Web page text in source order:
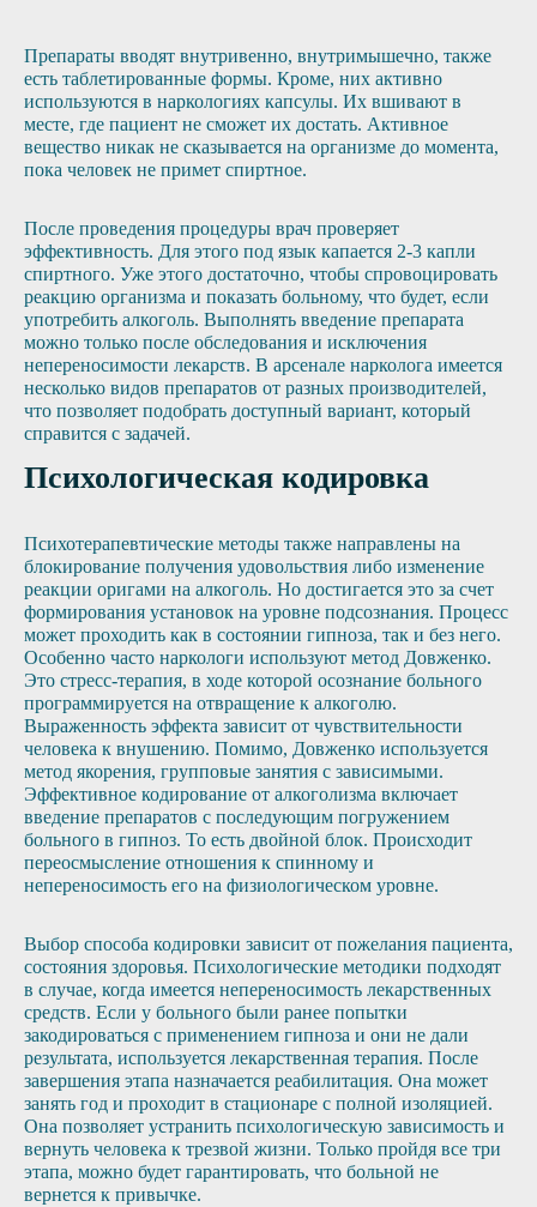
Препараты вводят внутривенно, внутримышечно, также
есть таблетированные формы. Кроме, них активно
используются в наркологиях капсулы. Их вшивают в
месте, где пациент не сможет их достать. Активное
вещество никак не сказывается на организме до момента,
пока человек не примет спиртное.
После проведения процедуры врач проверяет
эффективность. Для этого под язык капается 2-3 капли
спиртного. Уже этого достаточно, чтобы спровоцировать
реакцию организма и показать больному, что будет, если
употребить алкоголь. Выполнять введение препарата
можно только после обследования и исключения
непереносимости лекарств. В арсенале нарколога имеется
несколько видов препаратов от разных производителей,
что позволяет подобрать доступный вариант, который
справится с задачей.
Психологическая кодировка
Психотерапевтические методы также направлены на
блокирование получения удовольствия либо изменение
реакции оригами на алкоголь. Но достигается это за счет
формирования установок на уровне подсознания. Процесс
может проходить как в состоянии гипноза, так и без него.
Особенно часто наркологи используют метод Довженко.
Это стресс-терапия, в ходе которой осознание больного
программируется на отвращение к алкоголю.
Выраженность эффекта зависит от чувствительности
человека к внушению. Помимо, Довженко используется
метод якорения, групповые занятия с зависимыми.
Эффективное кодирование от алкоголизма включает
введение препаратов с последующим погружением
больного в гипноз. То есть двойной блок. Происходит
переосмысление отношения к спинному и
непереносимость его на физиологическом уровне.
Выбор способа кодировки зависит от пожелания пациента,
состояния здоровья. Психологические методики подходят
в случае, когда имеется непереносимость лекарственных
средств. Если у больного были ранее попытки
закодироваться с применением гипноза и они не дали
результата, используется лекарственная терапия. После
завершения этапа назначается реабилитация. Она может
занять год и проходит в стационаре с полной изоляцией.
Она позволяет устранить психологическую зависимость и
вернуть человека к трезвой жизни. Только пройдя все три
этапа, можно будет гарантировать, что больной не
вернется к привычке.